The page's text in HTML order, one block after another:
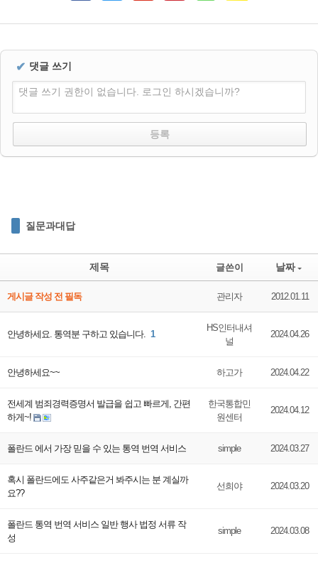
✔ 댓글 쓰기
댓글 쓰기 권한이 없습니다. 로그인 하시겠습니까?
질문과대답
제목 글쓴이 날짜
게시글 작성 전 필독 관리자 2012.01.11
안녕하세요. 통역분 구하고 있습니다. 1
HS인터내셔
널
2024.04.26
안녕하세요~~ 하고가 2024.04.22
전세계 범죄경력증명서 발급을 쉽고 빠르게, 간편
하게~!
한국통합민
원센터
2024.04.12
폴란드 에서 가장 믿을 수 있는 통역 번역 서비스 simple 2024.03.27
혹시 폴란드에도 사주같은거 봐주시는 분 계실까
요??
선희야 2024.03.20
폴란드 통역 번역 서비스 일반 행사 법정 서류 작
성
simple 2024.03.08